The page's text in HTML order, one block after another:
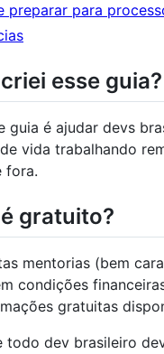
preparar para
esse guia?
guia é ajudar devs
vida trabalhando
fora.
gratuito?
mentorias (bem
condições
gratuitas
todo dev brasileiro